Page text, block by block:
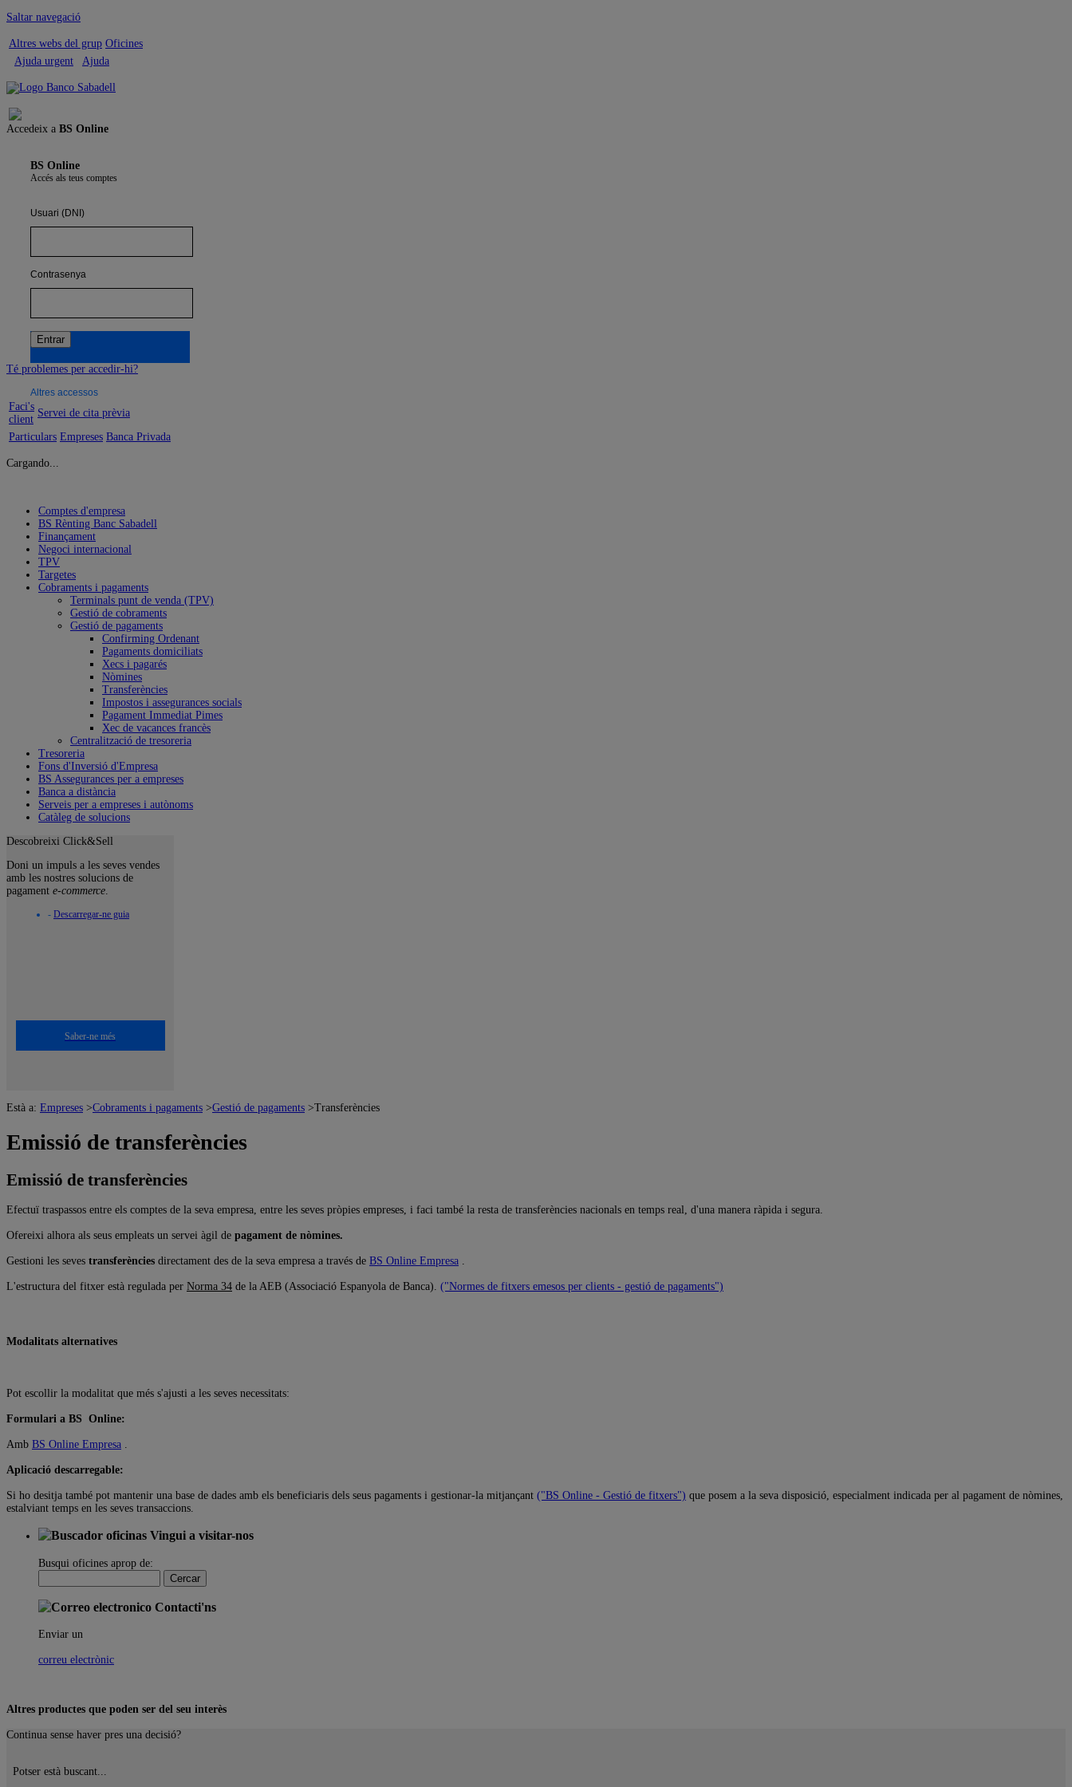
Saltar navegació
Altres webs del grup Oficines
Ajuda urgent
Ajuda
Accedeix a BS Online
BS Online
Accés als teus comptes
Usuari (DNI)
Contrasenya
Té problemes per accedir-hi?
Altres accessos
Faci's
client
Servei de cita prèvia
Particulars Empreses Banca Privada
Cargando...
Comptes d'empresa
BS Rènting Banc Sabadell
Finançament
Negoci internacional
TPV
Targetes
Cobraments i pagaments
Terminals punt de venda (TPV)
Gestió de cobraments
Gestió de pagaments
Confirming Ordenant
Pagaments domiciliats
Xecs i pagarés
Nòmines
Transferències
Impostos i assegurances socials
Pagament Immediat Pimes
Xec de vacances francès
Centralització de tresoreria
Tresoreria
Fons d'Inversió d'Empresa
BS Assegurances per a empreses
Banca a distància
Serveis per a empreses i autònoms
Catàleg de solucions
Descobreixi Click&Sell
Doni un impuls a les seves vendes
amb les nostres solucions de
pagament e-commerce.
- Descarregar-ne guia
Saber-ne més
Està a: Empreses >Cobraments i pagaments >Gestió de pagaments >Transferències
Emissió de transferències
Emissió de transferències
Efectuï traspassos entre els comptes de la seva empresa, entre les seves pròpies empreses, i faci també la resta de transferències nacionals en temps real, d'una manera ràpida i segura.
Ofereixi alhora als seus empleats un servei àgil de pagament de nòmines.
Gestioni les seves transferències directament des de la seva empresa a través de BS Online Empresa
L'estructura del fitxer està regulada per Norma 34 de la AEB (Associació Espanyola de Banca). ("Normes de fitxers emesos per clients - gestió de pagaments")
Modalitats alternatives
Pot escollir la modalitat que més s'ajusti a les seves necessitats:
Formulari a BS Online:
Amb BS Online Empresa
Aplicació descarregable:
Si ho desitja també pot mantenir una base de dades amb els beneficiaris dels seus pagaments i gestionar-la mitjançant ("BS Online - Gestió de fitxers") que posem a la seva disposició, especialment indicada per al pagament de nòmines,
estalviant temps en les seves transaccions.
Vingui a visitar-nos
Busqui oficines aprop de:
Contacti'ns
Enviar un
correu electrònic
Altres productes que poden ser del seu interès
Continua sense haver pres una decisió?
Potser està buscant...